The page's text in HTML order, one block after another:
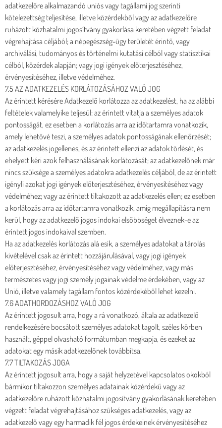
adatkezelőre alkalmazandó uniós vagy tagállami jog szerinti
kötelezettség teljesítése, illetve közérdekből vagy az adatkezelőre
ruházott közhatalmi jogosítvány gyakorlása keretében végzett feladat
végrehajtása céljából; a népegészség-ügy területét érintő, vagy
archiválási, tudományos és történelmi kutatási célból vagy statisztikai
célból, közérdek alapján; vagy jogi igények előterjesztéséhez,
érvényesítéséhez, illetve védelméhez.
7.5 AZ ADATKEZELÉS KORLÁTOZÁSÁHOZ VALÓ JOG
Az érintett kérésére Adatkezelő korlátozza az adatkezelést, ha az alábbi
feltételek valamelyike teljesül: az érintett vitatja a személyes adatok
pontosságát, ez esetben a korlátozás arra az időtartamra vonatkozik,
amely lehetővé teszi, a személyes adatok pontosságának ellenőrzését;
az adatkezelés jogellenes, és az érintett ellenzi az adatok törlését, és
ehelyett kéri azok felhasználásának korlátozását; az adatkezelőnek már
nincs szüksége a személyes adatokra adatkezelés céljából, de az érintett
igényli azokat jogi igények előterjesztéséhez, érvényesítéséhez vagy
védelméhez; vagy az érintett tiltakozott az adatkezelés ellen; ez esetben
a korlátozás arra az időtartamra vonatkozik, amíg megállapításra nem
kerül, hogy az adatkezelő jogos indokai elsőbbséget élveznek-e az
érintett jogos indokaival szemben.
Ha az adatkezelés korlátozás alá esik, a személyes adatokat a tárolás
kivételével csak az érintett hozzájárulásával, vagy jogi igények
előterjesztéséhez, érvényesítéséhez vagy védelméhez, vagy más
természetes vagy jogi személy jogainak védelme érdekében, vagy az
Unió, illetve valamely tagállam fontos közérdekéből lehet kezelni.
7.6 ADATHORDOZÁSHOZ VALÓ JOG
Az érintett jogosult arra, hogy a rá vonatkozó, általa az adatkezelő
rendelkezésére bocsátott személyes adatokat tagolt, széles körben
használt, géppel olvasható formátumban megkapja, és ezeket az
adatokat egy másik adatkezelőnek továbbítsa.
7.7 TILTAKOZÁS JOGA
Az érintett jogosult arra, hogy a saját helyzetével kapcsolatos okokból
bármikor tiltakozzon személyes adatainak közérdekű vagy az
adatkezelőre ruházott közhatalmi jogosítvány gyakorlásának keretében
végzett feladat végrehajtásához szükséges adatkezelés, vagy az
adatkezelő vagy egy harmadik fél jogos érdekeinek érvényesítéséhez